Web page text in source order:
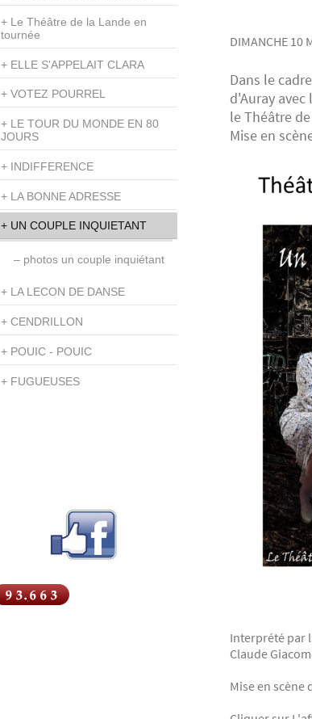
DIMANCHE 10
Dans le
d'Auray
le Théâtre
Mise en
Interprété par
Claude
Mise en scène
Le Théâtre de la Lande en
tournée
ELLE S'APPELAIT CLARA
VOTEZ POURREL
LE TOUR DU MONDE EN 80
JOURS
INDIFFERENCE
LA BONNE ADRESSE
UN COUPLE INQUIETANT
photos un couple inquiétant
LA LECON DE DANSE
CENDRILLON
POUIC - POUIC
FUGUEUSES